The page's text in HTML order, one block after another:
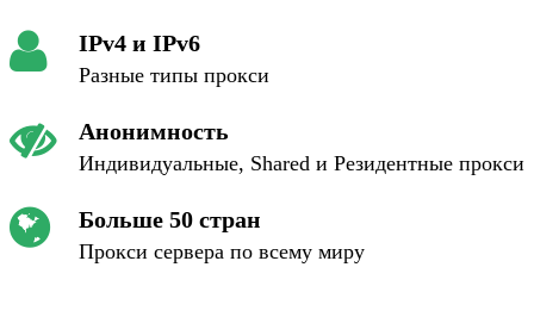
IPv4 и IPv6
Разные типы прокси
Анонимность
Индивидуальные, Shared и Резидентные прокси
Больше 50 стран
Прокси сервера по всему миру